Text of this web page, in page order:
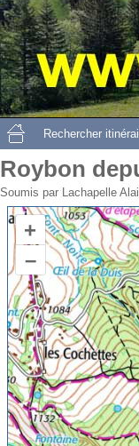
Roybon
Soumis par Lachapelle
Rechercher